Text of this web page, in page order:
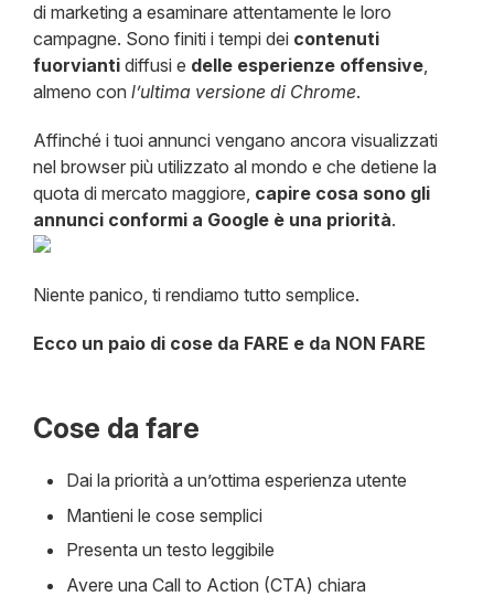
di marketing a esaminare attentamente le loro
campagne. Sono finiti i tempi dei contenuti
fuorvianti diffusi e delle esperienze offensive,
almeno con l’ultima versione di Chrome.
Affinché i tuoi annunci vengano ancora visualizzati
nel browser più utilizzato al mondo e che detiene la
quota di mercato maggiore, capire cosa sono gli
annunci conformi a Google è una priorità.​
Niente panico, ti rendiamo tutto semplice.
Ecco un paio di cose da FARE e da NON FARE
Cose da fare
Dai la priorità a un’ottima esperienza utente
Mantieni le cose semplici
Presenta un testo leggibile
Avere una Call to Action (CTA) chiara